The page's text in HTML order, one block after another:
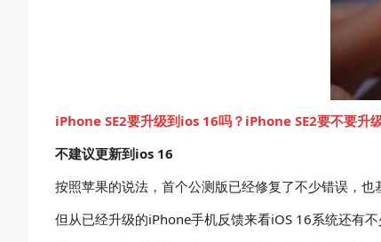
iPhone SE2要升级到ios 16吗？iPhone SE2要不要升
不建议更新到ios 16
按照苹果的说法，首个公测版已经修复了不少错误，
但从已经升级的iPhone手机反馈来看iOS 16系统还有